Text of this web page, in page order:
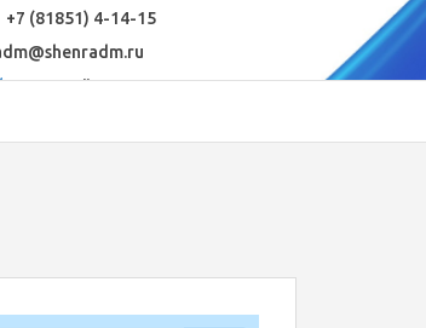
+7 (81851) 4-14-15
shenradm.ru
Карта сайта